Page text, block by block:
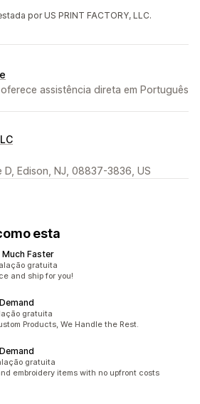
por US PRINT FACTORY, LLC.
assistência direta em Português
D, Edison, NJ, 08837-3836, US
esta
Faster
gratuita
and ship for you!
gratuita
Products, We Handle the Rest.
gratuita
embroidery items with no upfront costs